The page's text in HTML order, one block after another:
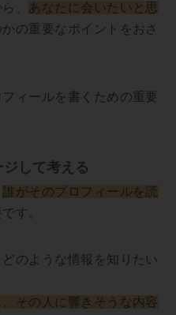
、 あなたに会いたいと思
の重要なポイントをおさ
ィールを書くための重要
して考える
誰がそのプロフィールを読
す。
のような情報を知りたい
その人に響きそうな内容